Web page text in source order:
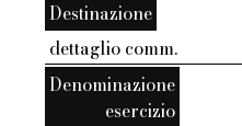
Destinazione
dettaglio comm.
Denominazione
esercizio